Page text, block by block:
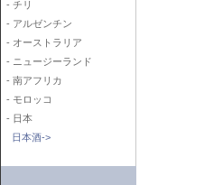
- チリ
- アルゼンチン
- オーストラリア
- ニュージーランド
- 南アフリカ
- モロッコ
- 日本
日本酒->